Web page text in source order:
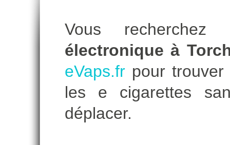
Vous
électronique à
eVaps.frpour trouver
les e cigarettes
déplacer.